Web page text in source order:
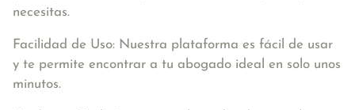
necesitas.
Facilidad de Uso: Nuestra plataforma es fácil de usar
y te permite encontrar a tu abogado ideal en solo unos
minutos.